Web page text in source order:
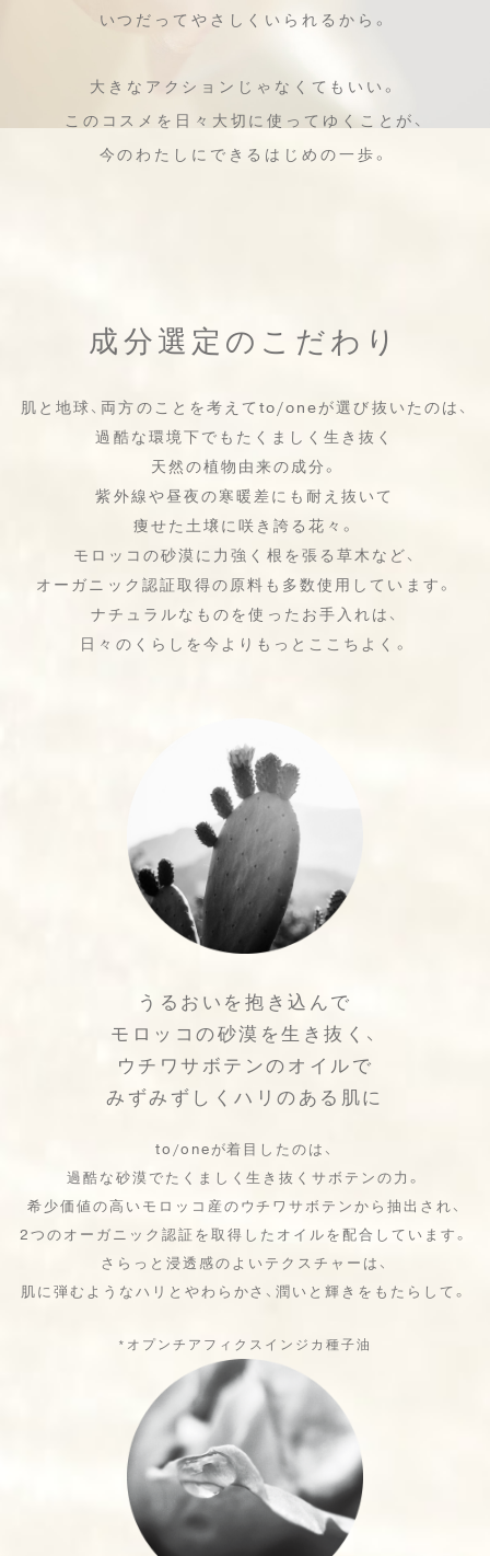
いつだってやさしくいられるから。
大きなアクションじゃなくてもいい。
このコスメを日々大切に使ってゆくことが、
今のわたしにできるはじめの一歩。
成分選定のこだわり
肌と地球、両方のことを考えてto/oneが選び抜いたのは、
過酷な環境下でもたくましく生き抜く
天然の植物由来の成分。
紫外線や昼夜の寒暖差にも耐え抜いて
痩せた土壌に咲き誇る花々。
モロッコの砂漠に力強く根を張る草木など、
オーガニック認証取得の原料も多数使用しています。
ナチュラルなものを使ったお手入れは、
日々のくらしを今よりもっとここちよく。
うるおいを抱き込んで
モロッコの砂漠を生き抜く、
ウチワサボテンのオイルで
みずみずしくハリのある肌に
to/oneが着目したのは、
過酷な砂漠でたくましく生き抜くサボテンの力。
希少価値の高いモロッコ産のウチワサボテンから抽出され、
2つのオーガニック認証を取得したオイルを配合しています。
さらっと浸透感のよいテクスチャーは、
肌に弾むようなハリとやわらかさ、潤いと輝きをもたらして。
*オプンチアフィクスインジカ種子油